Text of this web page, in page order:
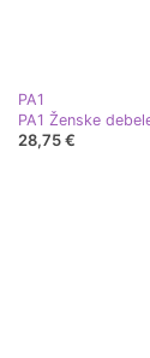
PA1
PA1 Ženske
28,75 €